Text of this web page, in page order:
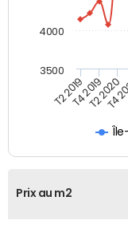
T2 2019T4 2019T2 2020
T4
3500
4000
Prix au m2